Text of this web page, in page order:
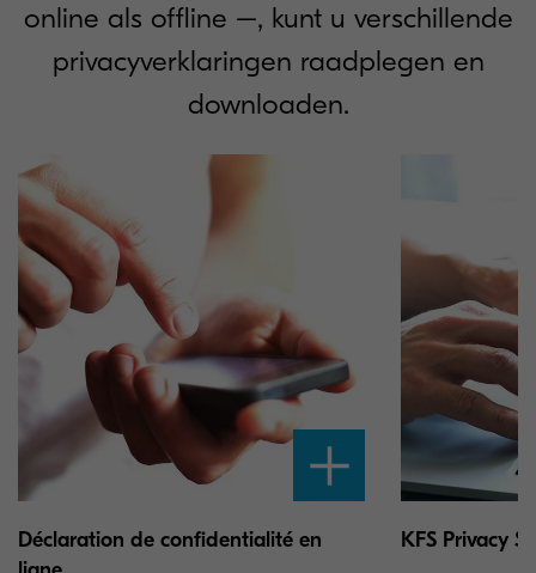
online als offline –, kunt u verschillende
privacyverklaringen raadplegen en
downloaden.
Déclaration de confidentialité en
KFS Privacy